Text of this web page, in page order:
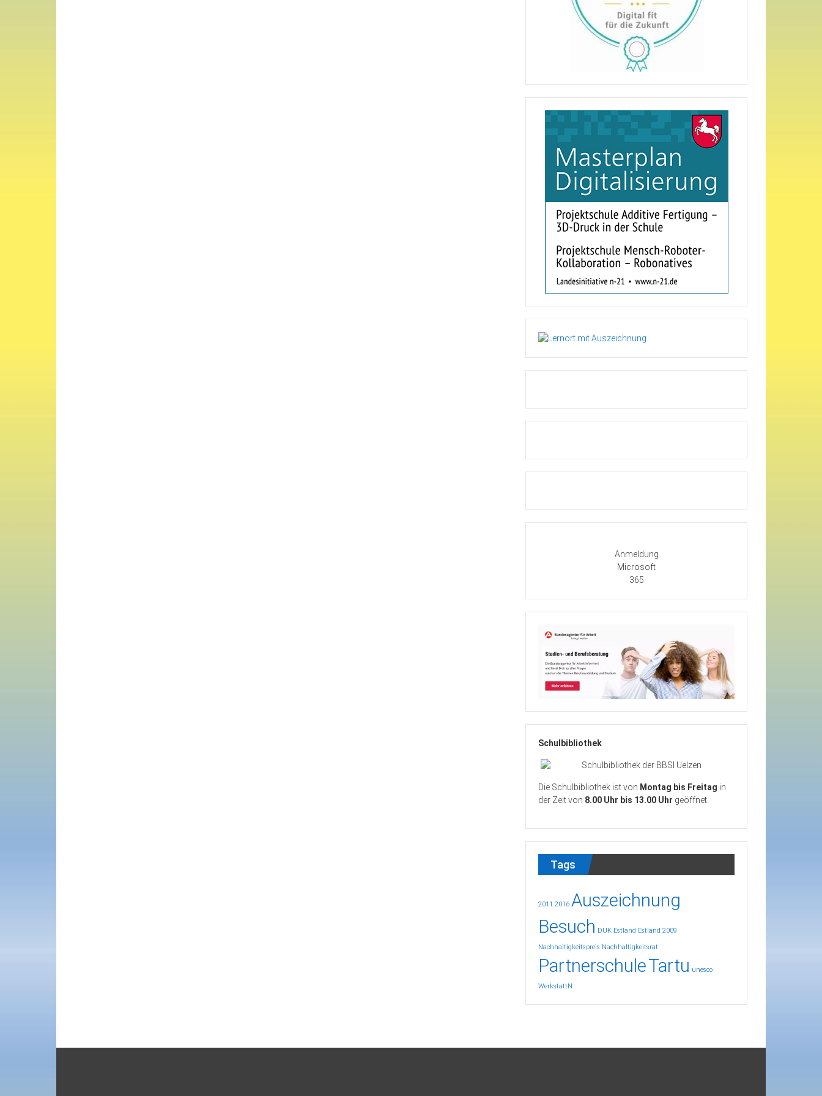
Anmeldung
Microsoft
365
Schulbibliothek
Die Schulbibliothek ist von Montag bis Freitag in
der Zeit von 8.00 Uhr bis 13.00 Uhr geöffnet.
Tags
2011 2016 Auszeichnung
Besuch DUK Estland Estland 2009
Nachhaltigkeitspreis Nachhaltigkeitsrat
PartnerschuleTartu unesco
WerkstattN